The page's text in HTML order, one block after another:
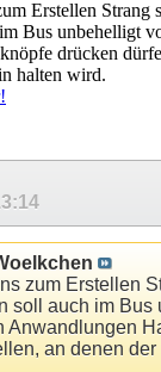
Erstellen Strang
Bus unbehelligt
drücken
halten wird.
zum Erstellen
soll auch im Bus
Anwandlungen
an denen